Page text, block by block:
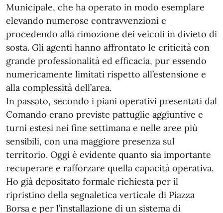
Municipale, che ha operato in modo esemplare
elevando numerose contravvenzioni e
procedendo alla rimozione dei veicoli in divieto di
sosta. Gli agenti hanno affrontato le criticità con
grande professionalità ed efficacia, pur essendo
numericamente limitati rispetto all’estensione e
alla complessità dell’area.
In passato, secondo i piani operativi presentati dal
Comando erano previste pattuglie aggiuntive e
turni estesi nei fine settimana e nelle aree più
sensibili, con una maggiore presenza sul
territorio. Oggi è evidente quanto sia importante
recuperare e rafforzare quella capacità operativa.
Ho già depositato formale richiesta per il
ripristino della segnaletica verticale di Piazza
Borsa e per l’installazione di un sistema di